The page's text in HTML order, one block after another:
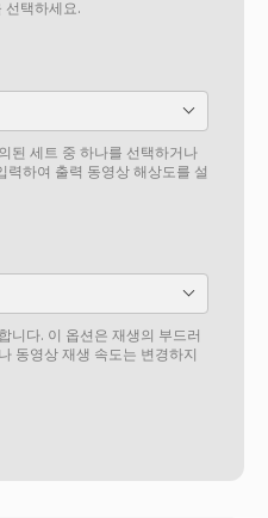
선택하세요.
된 세트 중 하나를 선택하거나
하여 출력 동영상 해상도를 설
니다. 이 옵션은 재생의 부드러
동영상 재생 속도는 변경하지